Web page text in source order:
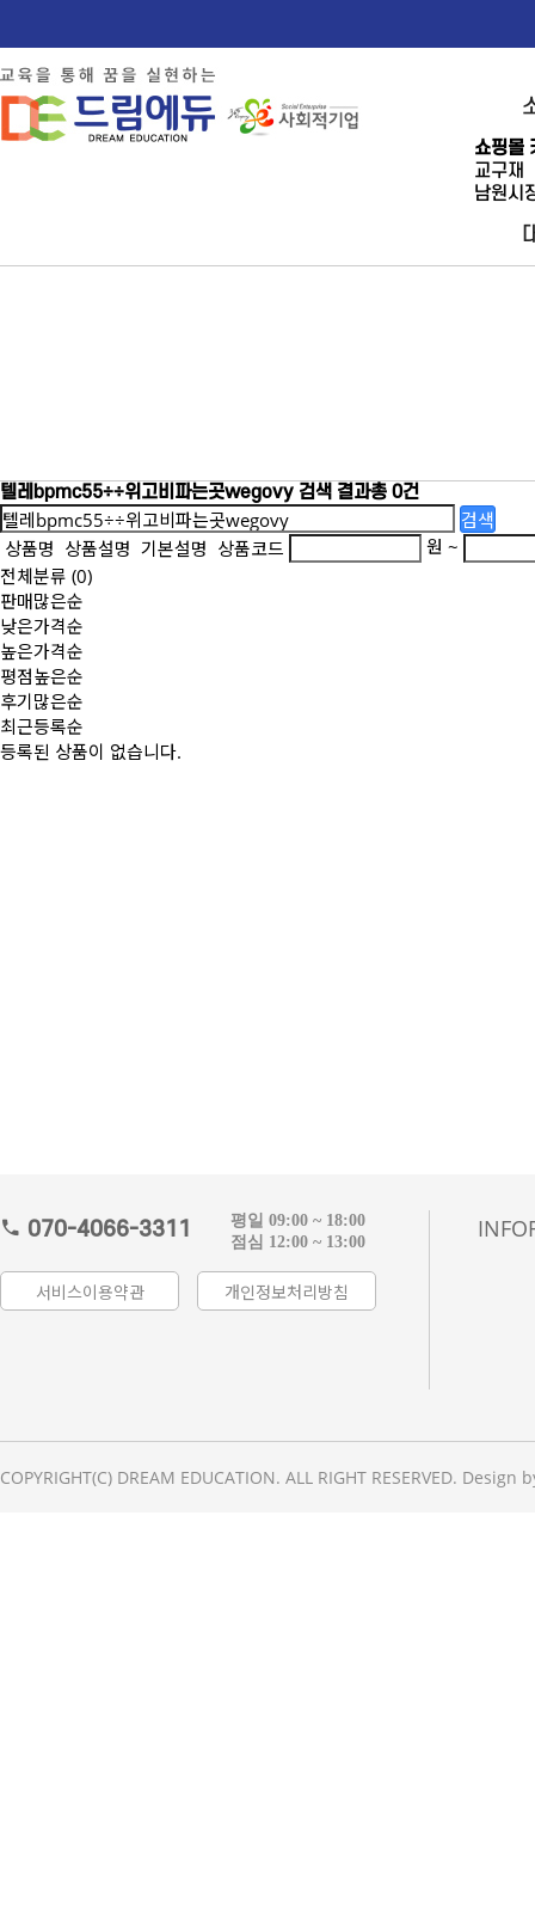
쇼핑몰
교구재
남원시
텔레bpmc55÷÷위고비파는곳wegovy 검색 결과총 0건
검색
상품명 상품설명 기본설명 상품코드
원 ~
전체분류 (0)
판매많은순
낮은가격순
높은가격순
평점높은순
후기많은순
최근등록순
등록된 상품이 없습니다.
070-4066-3311
평일 09:00 ~ 18:00
점심 12:00 ~ 13:00
서비스이용약관 개인정보처리방침
COPYRIGHT(C) DREAM EDUCATION. ALL RIGHT RESERVED. Design